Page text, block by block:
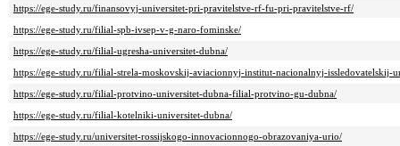
https://ege-study.ru/finansovyj-universitet-pri-pravitelstve-rf-fu-pri-pravitelstve-rf/
https://ege-study.ru/filial-spb-ivsep-v-g-naro-fominske/
https://ege-study.ru/filial-ugresha-universitet-dubna/
https://ege-study.ru/filial-strela-moskovskij-aviacionnyj-institut-nacionalnyj-issledovatelskij-
https://ege-study.ru/filial-protvino-universitet-dubna-filial-protvino-gu-dubna/
https://ege-study.ru/filial-kotelniki-universitet-dubna/
https://ege-study.ru/universitet-rossijskogo-innovacionnogo-obrazovaniya-urio/